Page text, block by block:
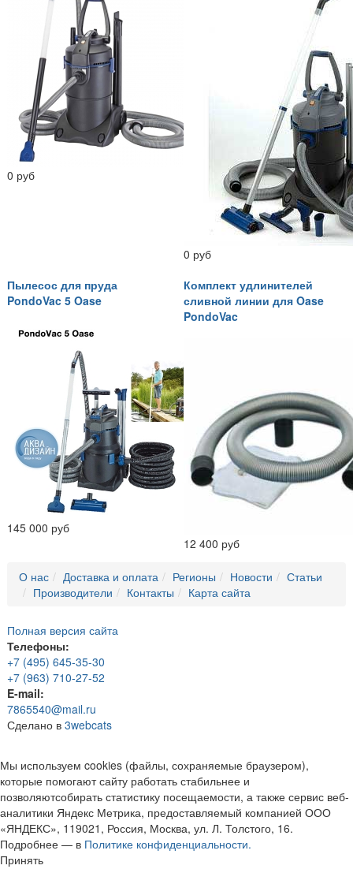
0 руб
0 руб
Пылесос для пруда
PondoVac 5 Oase
145 000 руб
Комплект удлинителей
сливной линии для Oase
PondoVac
12 400 руб
О нас Доставка и оплата Регионы Новости
Статьи
Производители
Контакты Карта сайта
Полная версия сайта
Телефоны:
+7 (495) 645-35-30
+7 (963) 710-27-52
E-mail:
7865540@mail.ru
Сделано в 3webcats
Мы используем cookies (файлы, сохраняемые браузером),
которые помогают сайту работать стабильнее и
позволяютсобирать статистику посещаемости, а также сервис веб-
аналитики Яндекс Метрика, предоставляемый компанией ООО
«ЯНДЕКС», 119021, Россия, Москва, ул. Л. Толстого, 16.
Подробнее — в Политике конфиденциальности.
Принять